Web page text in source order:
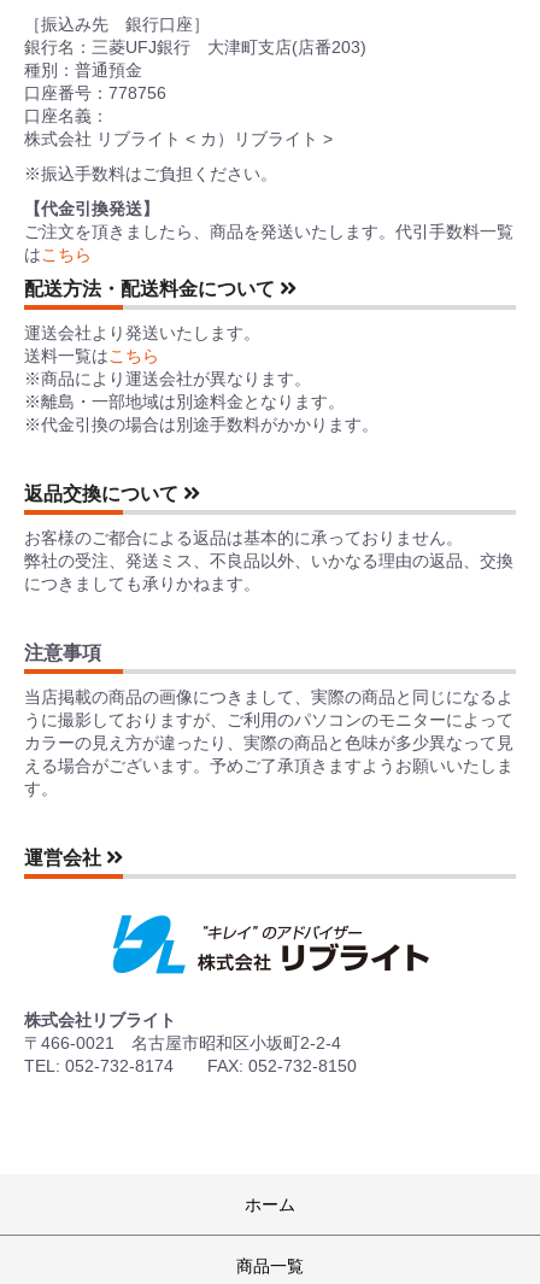
［振込み先 銀行口座］
銀行名：三菱UFJ銀行 大津町支店(店番203)
種別：普通預金
口座番号：778756
口座名義：
株式会社 リブライト < カ）リブライト >
※振込手数料はご負担ください。
【代金引換発送】
ご注文を頂きましたら、商品を発送いたします。代引手数料一覧
はこちら
配送方法・配送料金について
運送会社より発送いたします。
送料一覧はこちら
※商品により運送会社が異なります。
※離島・一部地域は別途料金となります。
※代金引換の場合は別途手数料がかかります。
返品交換について
お客様のご都合による返品は基本的に承っておりません。
弊社の受注、発送ミス、不良品以外、いかなる理由の返品、交換
につきましても承りかねます。
注意事項
当店掲載の商品の画像につきまして、実際の商品と同じになるよ
うに撮影しておりますが、ご利用のパソコンのモニターによって
カラーの見え方が違ったり、実際の商品と色味が多少異なって見
える場合がございます。予めご了承頂きますようお願いいたしま
す。
運営会社
株式会社リブライト
〒466-0021 名古屋市昭和区小坂町2-2-4
TEL: 052-732-8174 FAX: 052-732-8150
ホーム
商品一覧